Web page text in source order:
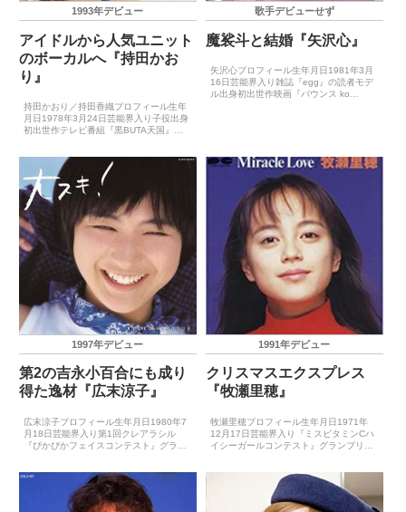
1993年デビュー
アイドルから人気ユニット
のボーカルへ『持田かお
り』
持田かおり／持田香織プロフィール生年
月日1978年3月24日芸能界入り子役出身
初出世作テレビ番組『黒BUTA天国』
※黒BUTAオールスターズとして1993年
1...
歌手デビューせず
魔裟斗と結婚『矢沢心』
矢沢心プロフィール生年月日1981年3月
16日芸能界入り雑誌『egg』の読者モデ
ル出身初出世作映画『バウンス ko
1997年デビュー
第2の吉永小百合にも成り
得た逸材『広末涼子』
広末涼子プロフィール生年月日1980年7
月18日芸能界入り第1回クレアラシル
『ぴかぴかフェイスコンテスト』グラン
ベル（NTTドコモ）』（1996年3月）CD
デビュー199...
1991年デビュー
クリスマスエクスプレス
『牧瀬里穂』
牧瀬里穂プロフィール生年月日1971年
12月17日芸能界入り『ミスビタミンCハ
イシーガールコンテスト』グランプリ出
1991年10月30日（Miracle Love）ゴ...